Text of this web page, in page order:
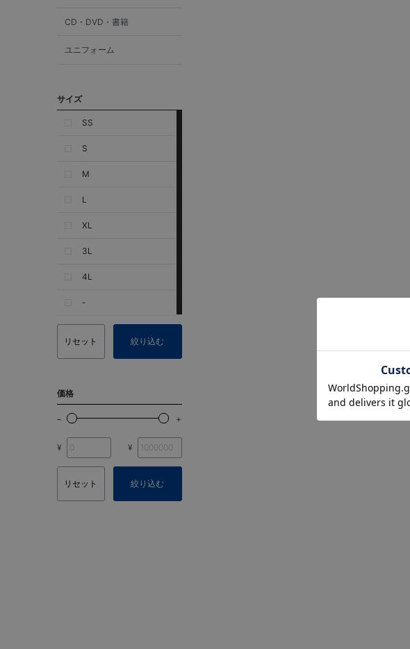
CD・DVD・書籍
ユニフォーム
サイズ
SS
S
M
L
XL
3L
4L
-
リセット 絞り込む
価格
¥ ¥
リセット 絞り込む